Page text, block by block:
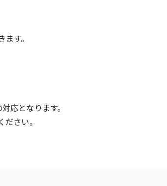
す。
応となります。
さい。